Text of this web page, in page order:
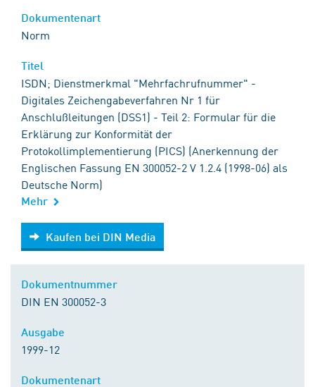
Norm
ISDN; Dienstmerkmal "Mehrfachrufnummer" -
Digitales Zeichengabeverfahren Nr 1 für
Anschlußleitungen (DSS1) - Teil 2: Formular für die
Erklärung zur Konformität der
Protokollimplementierung (PICS) (Anerkennung der
Englischen Fassung EN 300052-2 V 1.2.4 (1998-06) als
Deutsche Norm)
Mehr
Kaufen bei DIN Media
Kaufen bei DIN Media
DIN EN 300052-3
1999-12